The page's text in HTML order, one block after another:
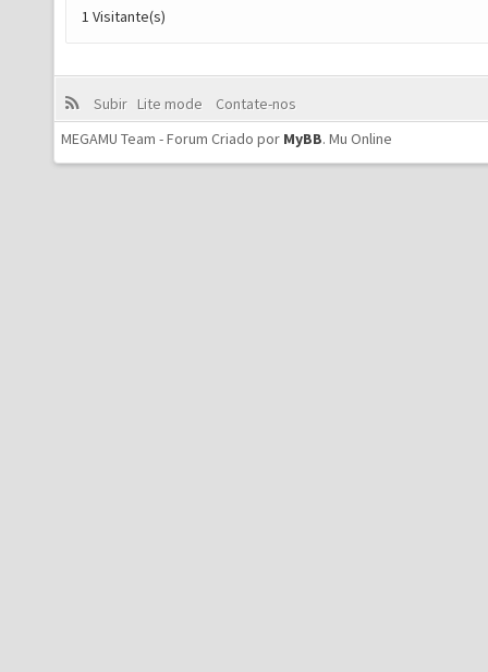
1 Visitante(s)
Subir Lite mode
Contate-nos
MEGAMU Team - Forum Criado por MyBB. Mu Online